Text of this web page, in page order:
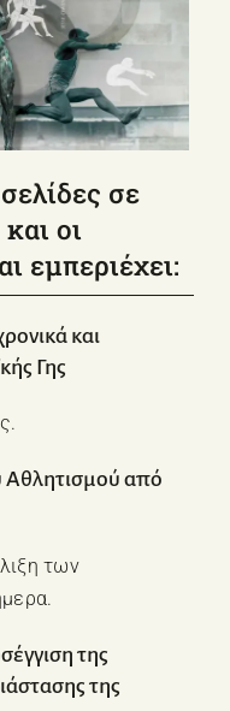
σε
οι
εμπεριέχει:
και
Γης
Αθλητισμού από
των
της
της